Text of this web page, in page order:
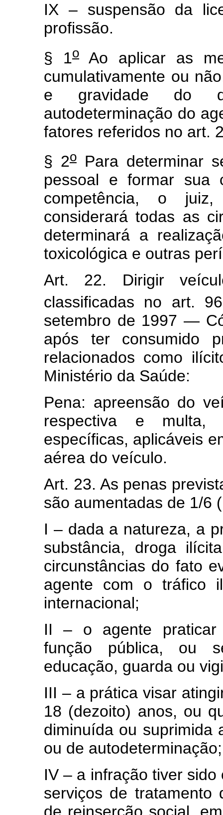
IX – suspensão da
profissão.
§ 1o Ao aplicar as
cumulativamente ou
e gravidade do
autodeterminação do
fatores referidos no art.
§ 2oPara determinar
pessoal e formar sua
competência, o
considerará todas as
determinará a
toxicológica e outras
Art. 22. Dirigir
classificadas no art.
setembro de 1997 —
após ter consumido
relacionados como
Ministério da Saúde:
Pena: apreensão do
respectiva e multa,
específicas, aplicáveis
aérea do veículo.
Art. 23. As penas
são aumentadas de 1/6
I – dada a natureza, a
substância, droga
circunstâncias do fato
agente com o tráfico
internacional;
II – o agente praticar
função pública, ou
educação, guarda ou
III – a prática visar
18 (dezoito) anos, ou
diminuída ou suprimida
ou de autodeterminação;
IV – a infração tiver
serviços de tratamento